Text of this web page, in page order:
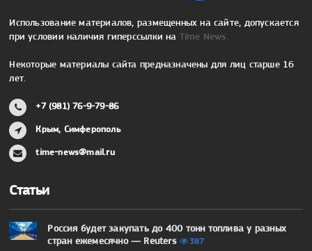
Использование материалов, размещенных на сайте, допускается
при условии наличия гиперссылки на Time News.
Некоторые материалы сайта предназначены для лиц старше 16
лет.
+7 (981) 76-9-79-86
Крым, Симферополь
time-news@mail.ru
Статьи
Россия будет закупать до 400 тонн топлива у разных
стран ежемесячно — Reuters
387